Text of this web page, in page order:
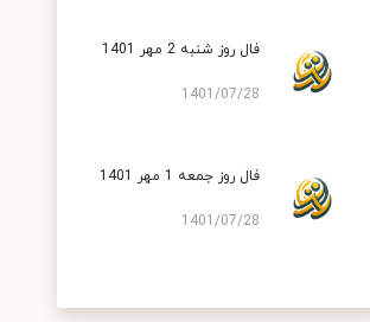
فال روز شنبه 2 مهر 1401
1401/07/28
فال روز جمعه 1 مهر 1401
1401/07/28